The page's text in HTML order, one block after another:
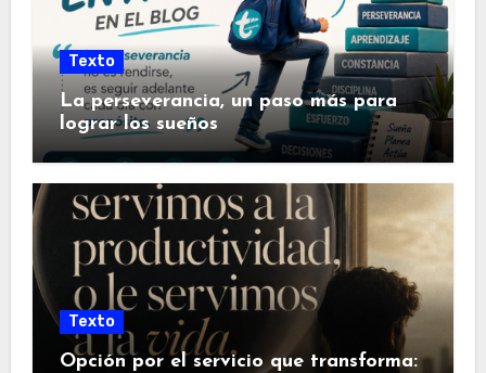
Texto
La perseverancia, un paso más para
lograr los sueños
Texto
Opción por el servicio que transforma: